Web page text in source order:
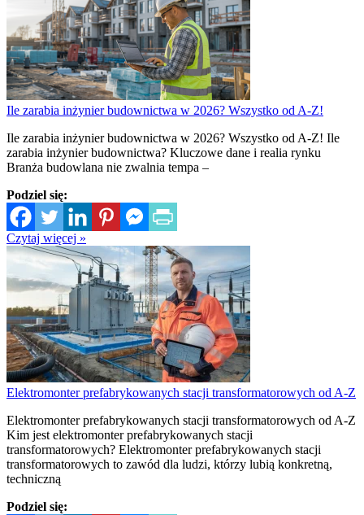
Ile zarabia inżynier budownictwa w 2026? Wszystko od A-Z!
Ile zarabia inżynier budownictwa w 2026? Wszystko od A-Z! Ile
zarabia inżynier budownictwa? Kluczowe dane i realia rynku
Branża budowlana nie zwalnia tempa –
Podziel się:
Czytaj więcej »
Elektromonter prefabrykowanych stacji transformatorowych od A-Z
Elektromonter prefabrykowanych stacji transformatorowych od A-Z
Kim jest elektromonter prefabrykowanych stacji
transformatorowych? Elektromonter prefabrykowanych stacji
transformatorowych to zawód dla ludzi, którzy lubią konkretną,
techniczną
Podziel się: